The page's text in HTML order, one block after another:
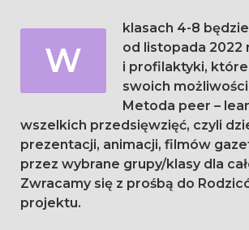
W
klasach 4-8
od listopada 2022 r. do końca maja 2023r. Jest to projekt z zakresu edukacji prozdrowotnej
i profilaktyki,
swoich
Metoda peer –
wszelkich przedsięwzięć, czyli
prezentacji, animacji, filmów
przez wybrane grupy/klasy dla
Zwracamy się z prośbą do
projektu.